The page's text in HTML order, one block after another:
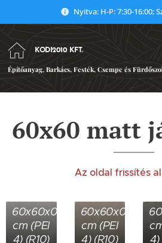
Nyitva: H-P: 7:30-16:00;
KODI2010 KFT.
Építőanyag, Barkács, Festék, Csempe és
60x60 matt
Az oldal frissítés
60x60x0,8
cm (PEI
4) (R10)
60x60x0,8
cm (PEI
4) (R10)
4)
Ibis